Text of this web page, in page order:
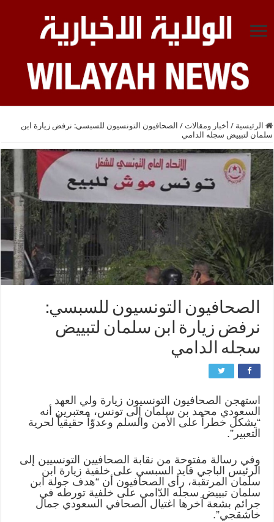
الرئيسية / أخبار ومقالات / الصحافيون التونسيون للسبسي: نرفض زيارة ابن
سلمان لتبييض سجله الدامي
الصحافيون التونسيون للسبسي:
نرفض زيارة ابن سلمان لتبييض
سجله الدامي
استهجن الصحافيون التونسيون زيارة ولي العهد
السعودي محمد بن سلمان إلى تونس، معتبرين أنه
“يشكل خطراً على الأمن والسلم وعدوّاً حقيقياً لحرية
التعبير”.
وفي رسالة مفتوحة من نقابة الصحافيين التونسيين إلى
الرئيس الباجي قايد السبسي على خلفية زيارة ابن
سلمان المرتقبة، رأى الصحافيون أن “هدف جولة ابن
سلمان تبييض سجله الدّامي على خلفية تورطه في
جرائم بشعة آخرها اغتيال الصحافي السعودي جمال
خاشقجي”.